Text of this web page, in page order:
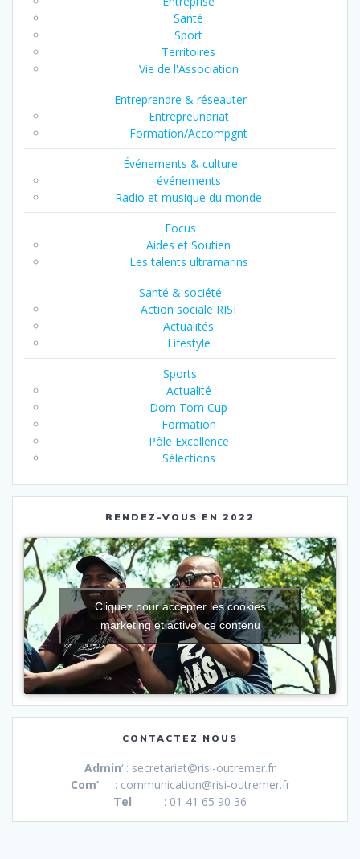
Santé
Sport
Territoires
Vie de l'Association
Entreprendre & réseauter
Entrepreunariat
Formation/Accompgnt
Événements & culture
événements
Radio et musique du monde
Focus
Aides et Soutien
Les talents ultramarins
Santé & société
Action sociale RISI
Actualités
Lifestyle
Sports
Actualité
Dom Tom Cup
Formation
Pôle Excellence
Sélections
RENDEZ-VOUS EN 2022
Cliquez pour accepter les cookies
marketing et activer ce contenu
CONTACTEZ NOUS
Admin‘ : secretariat@risi-outremer.fr
Com’
: communication@risi-outremer.fr
Tel : 01 41 65 90 36